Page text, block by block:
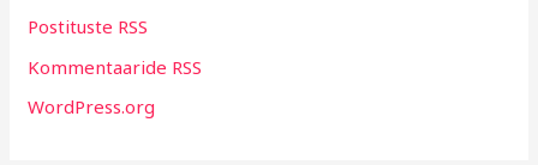
Postituste RSS
Kommentaaride RSS
WordPress.org